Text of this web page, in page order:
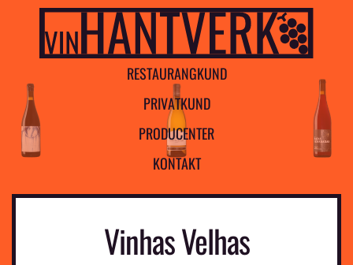
RESTAURANGKUND
PRIVATKUND
PRODUCENTER
KONTAKT
Vinhas Velhas